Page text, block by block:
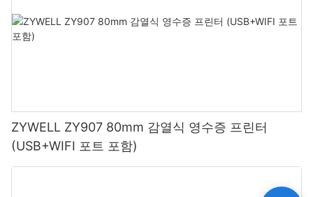
ZYWELL ZY907 80mm 감열식 영수증 프린터
(USB+WIFI 포트 포함)